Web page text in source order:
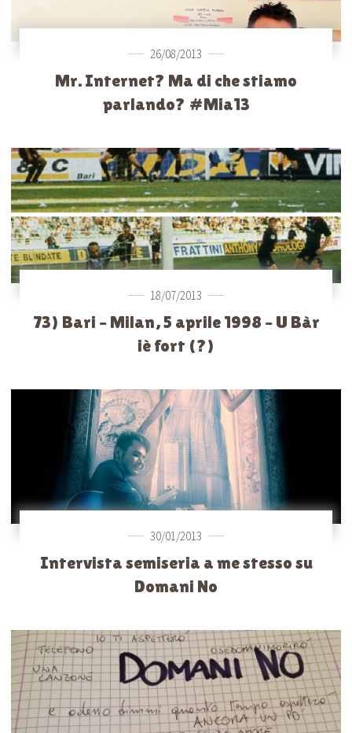
26/08/2013
Mr. Internet? Ma di che stiamo
parlando? #Mia13
18/07/2013
73) Bari – Milan, 5 aprile 1998 – U Bàr
iè fort (?)
30/01/2013
Intervista semiseria a me stesso su
Domani No